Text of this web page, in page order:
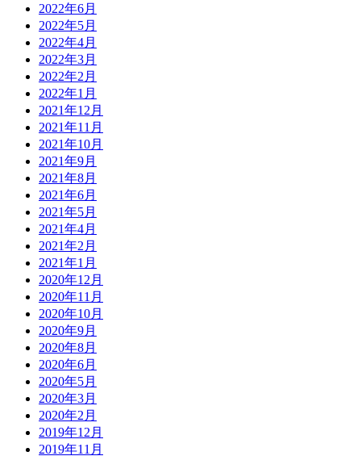
2022年6月
2022年5月
2022年4月
2022年3月
2022年2月
2022年1月
2021年12月
2021年11月
2021年10月
2021年9月
2021年8月
2021年6月
2021年5月
2021年4月
2021年2月
2021年1月
2020年12月
2020年11月
2020年10月
2020年9月
2020年8月
2020年6月
2020年5月
2020年3月
2020年2月
2019年12月
2019年11月